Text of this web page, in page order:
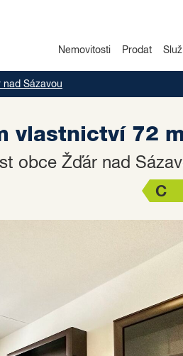
Nemovitosti Prodat
nad Sázavou
vlastnictví 72
obce Žďár nad
C